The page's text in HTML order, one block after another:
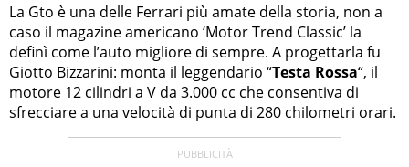
La Gto è una delle Ferrari più amate della storia, non a
caso il magazine americano ‘Motor Trend Classic’ la
definì come l’auto migliore di sempre. A progettarla fu
Giotto Bizzarini: monta il leggendario “Testa Rossa“, il
motore 12 cilindri a V da 3.000 cc che consentiva di
sfrecciare a una velocità di punta di 280 chilometri orari.